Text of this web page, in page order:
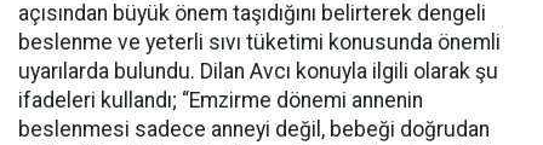
açısından büyük önem taşıdığını belirterek dengeli
beslenme ve yeterli sıvı tüketimi konusunda önemli
uyarılarda bulundu. Dilan Avcı konuyla ilgili olarak şu
ifadeleri kullandı; “Emzirme dönemi annenin
beslenmesi sadece anneyi değil, bebeği doğrudan